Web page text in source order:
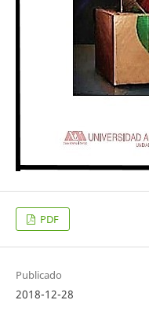
PDF
Publicado
2018-12-28